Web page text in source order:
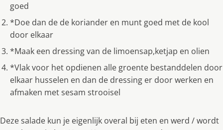
goed
*Doe dan de de koriander en munt goed met de kool
door elkaar
*Maak een dressing van de limoensap,ketjap en olien
*Vlak voor het opdienen alle groente bestanddelen door
elkaar husselen en dan de dressing er door werken en
afmaken met sesam strooisel
Deze salade kun je eigenlijk overal bij eten en werd / wordt